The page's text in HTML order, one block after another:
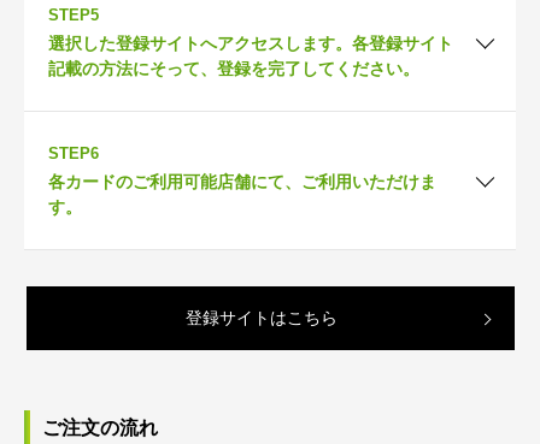
STEP5
選択した登録サイトへアクセスします。 各登録サイト
記載の方法にそって、登録を完了してください。
STEP6
各カードのご利用可能店舗にて、ご利用いただけま
す。
登録サイトはこちら
ご注文の流れ